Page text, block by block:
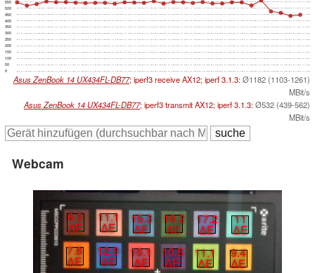
0
50
100
150
200
250
300
350
400
450
500
550
Asus ZenBook 14 UX434FL-DB77; iperf3 receive AX12; iperf 3.1.3:Ø1182 (1103-1261)
MBit/s
Asus ZenBook 14 UX434FL-DB77; iperf3 transmit AX12; iperf 3.1.3:Ø532 (439-562)
MBit/s
Webcam
6.9
∆E
11.1
∆E
15.3
∆E
10.2
∆E
17.2
∆E
11
∆E
7.8
∆E
12.9
∆E
16.1
∆E
10.5
∆E
11.1
∆E
9.4
∆E